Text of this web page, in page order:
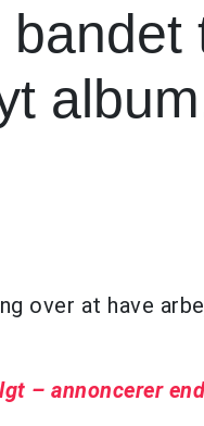
over at have
– annoncerer